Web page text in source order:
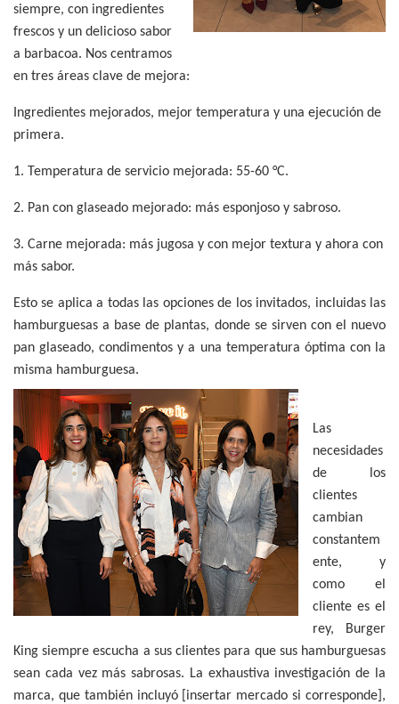
siempre, con ingredientes
frescos y un delicioso sabor
a barbacoa. Nos centramos
en tres áreas clave de mejora:
Ingredientes mejorados, mejor temperatura y una ejecución de
primera.
1. Temperatura de servicio mejorada: 55-60 °C.
2. Pan con glaseado mejorado: más esponjoso y sabroso.
3. Carne mejorada: más jugosa y con mejor textura y ahora con
más sabor.
Esto se aplica a todas las opciones de los invitados, incluidas las
hamburguesas a base de plantas, donde se sirven con el nuevo
pan glaseado, condimentos y a una temperatura óptima con la
misma hamburguesa.
Las
necesidades
de los
clientes
cambian
constantem
ente, y
como el
cliente es el
rey, Burger
King siempre escucha a sus clientes para que sus hamburguesas
sean cada vez más sabrosas. La exhaustiva investigación de la
marca, que también incluyó [insertar mercado si corresponde],